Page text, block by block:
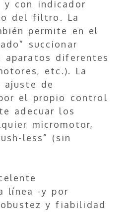
y con indicador
del filtro. La
permite en el
succionar
aparatos diferentes
etc.). La
ajuste de
el propio control
adecuar los
micromotor,
less” (sin
línea -y por
y fiabilidad